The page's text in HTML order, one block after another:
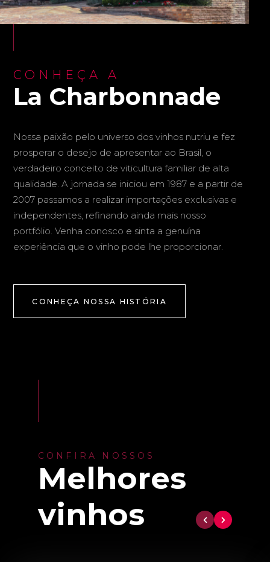
CONHEÇA A
La Charbonnade
Nossa paixão pelo universo dos vinhos nutriu e fez
prosperar o desejo de apresentar ao Brasil, o
verdadeiro conceito de viticultura familiar de alta
qualidade. A jornada se iniciou em 1987 e a partir de
2007 passamos a realizar importações exclusivas e
independentes, refinando ainda mais nosso
portfólio. Venha conosco e sinta a genuína
experiência que o vinho pode lhe proporcionar.
CONHEÇA NOSSA HISTÓRIA
CONFIRA NOSSOS
Melhores
vinhos